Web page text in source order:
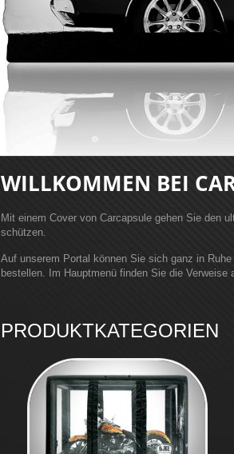
WILLKOMMEN BEI
Mit einem Cover von Carcapsule gehen Sie den
schützen.
Auf unserem Portal können Sie sich ganz in
bestellen. Im Hauptmenü finden Sie die
PRODUKTKATEGORIEN